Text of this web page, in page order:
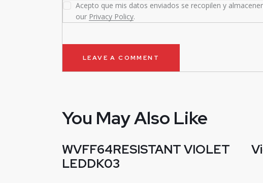
Acepto que mis datos enviados se recopilen y
our Privacy Policy.
You May Also Like
WVFF64RESISTANT VIOLET
LEDDK03